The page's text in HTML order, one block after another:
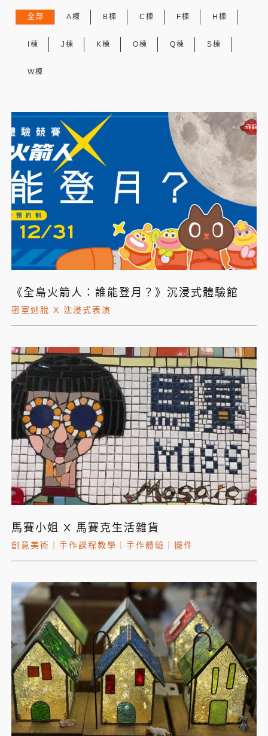
全部 A棟 B棟 C棟 F棟 H棟
I棟 J棟 K棟 O棟 Q棟 S棟
W棟
《全島火箭人：誰能登月？》沉浸式體驗館
密室逃脫 X 沈浸式表演
馬賽小姐 X 馬賽克生活雜貨
創意美術 手作課程教學 手作體驗 擺件